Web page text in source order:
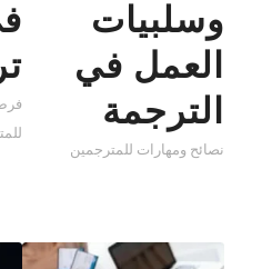
وسلبيات
العمل في
الترجمة
نصائح ومهارات للمترجمين